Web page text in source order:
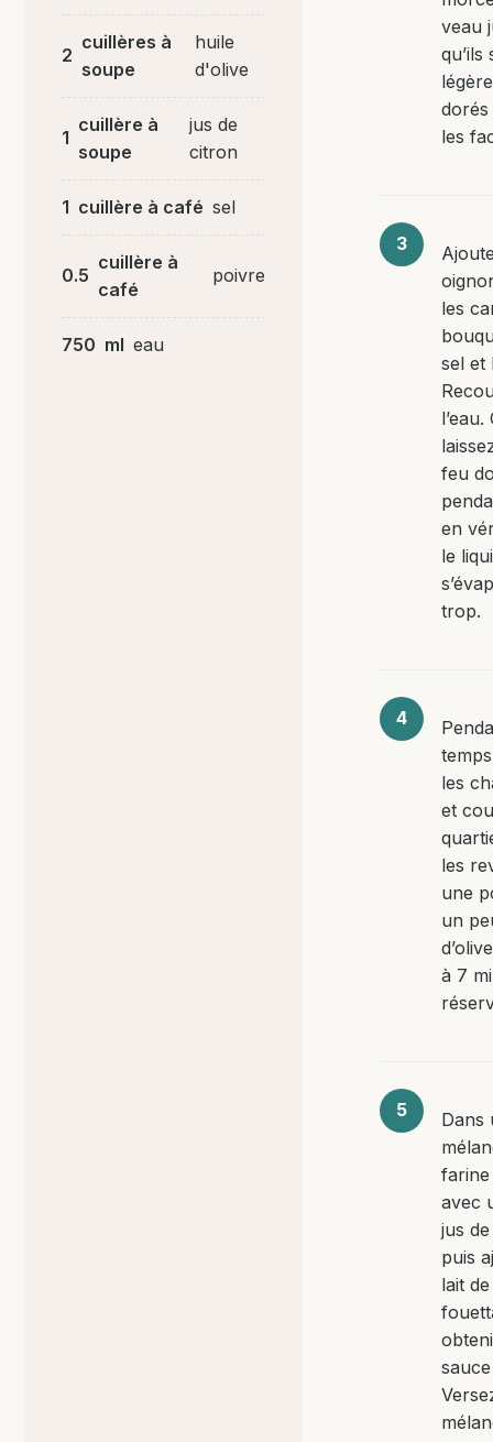
2
cuillères à
soupe
huile
d'olive
1
cuillère à
soupe
jus de
citron
1 cuillère à café sel
0.5
cuillère à
café
poivre
750 ml eau
veau
qu’ils
les
les
sel et
feu
en
le
trop.
les
et
les
une
un
à 7
Dans
avec
jus
puis
lait